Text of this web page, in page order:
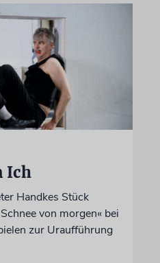
Ich
Handkes Stück
von morgen« bei
zur Uraufführung